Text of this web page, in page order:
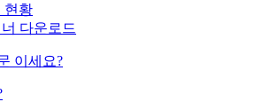
현황
다운로드
이세요?